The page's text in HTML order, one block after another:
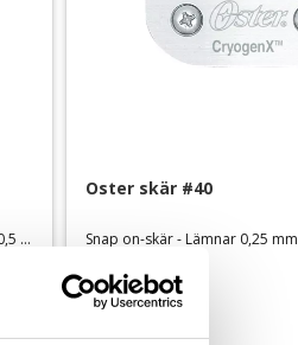
Keramiskt snap on-skär Fine tooth - Lämnar 0,5 mm
Oster skär #40
Snap on-skär - Lämnar 0,25 mm
399kr